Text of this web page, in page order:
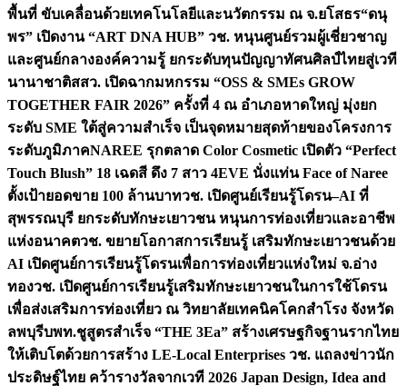
พื้นที่ ขับเคลื่อนด้วยเทคโนโลยีและนวัตกรรม ณ จ.ยโสธร“ดนุ
พร” เปิดงาน “ART DNA HUB” วช. หนุนศูนย์รวมผู้เชี่ยวชาญ
และศูนย์กลางองค์ความรู้ ยกระดับทุนปัญญาทัศนศิลป์ไทยสู่เวที
นานาชาติสสว. เปิดฉากมหกรรม “OSS & SMEs GROW
TOGETHER FAIR 2026” ครั้งที่ 4 ณ อำเภอหาดใหญ่ มุ่งยก
ระดับ SME ใต้สู่ความสำเร็จ เป็นจุดหมายสุดท้ายของโครงการ
ระดับภูมิภาคNAREE รุกตลาด Color Cosmetic เปิดตัว “Perfect
Touch Blush” 18 เฉดสี ดึง 7 สาว 4EVE นั่งแท่น Face of Naree
ตั้งเป้ายอดขาย 100 ล้านบาทวช. เปิดศูนย์เรียนรู้โดรน–AI ที่
สุพรรณบุรี ยกระดับทักษะเยาวชน หนุนการท่องเที่ยวและอาชีพ
แห่งอนาคตวช. ขยายโอกาสการเรียนรู้ เสริมทักษะเยาวชนด้วย
AI เปิดศูนย์การเรียนรู้โดรนเพื่อการท่องเที่ยวแห่งใหม่ จ.อ่าง
ทองวช. เปิดศูนย์การเรียนรู้เสริมทักษะเยาวชนในการใช้โดรน
เพื่อส่งเสริมการท่องเที่ยว ณ วิทยาลัยเทคนิคโคกสำโรง จังหวัด
ลพบุรีบพท.ชูสูตรสำเร็จ “THE 3Ea” สร้างเศรษฐกิจฐานรากไทย
ให้เติบโตด้วยการสร้าง LE-Local Enterprises วช. แถลงข่าวนัก
ประดิษฐ์ไทย คว้ารางวัลจากเวที 2026 Japan Design, Idea and